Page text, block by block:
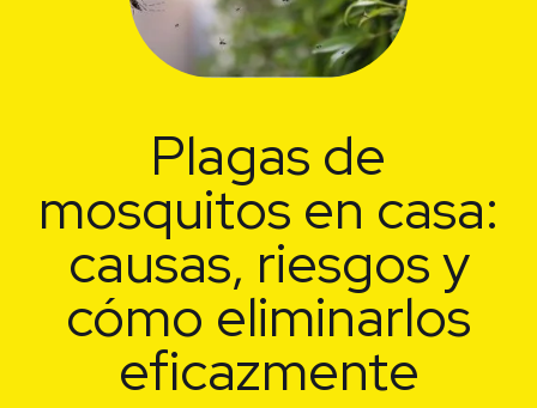
Plagas de
mosquitos en casa:
causas, riesgos y
cómo eliminarlos
eficazmente